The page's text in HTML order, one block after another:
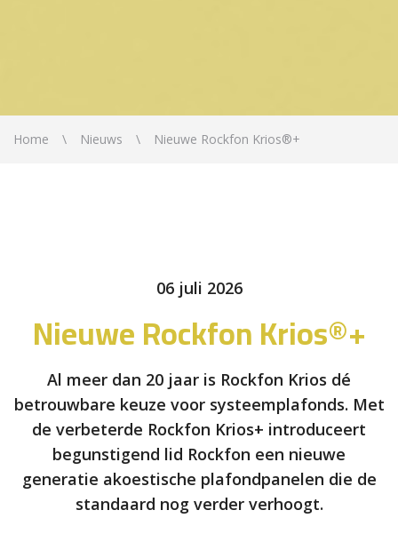
Home Nieuws Nieuwe Rockfon Krios®+
06 juli 2026
Nieuwe Rockfon Krios®+
Al meer dan 20 jaar is Rockfon Krios dé
betrouwbare keuze voor systeemplafonds. Met
de verbeterde Rockfon Krios+ introduceert
begunstigend lid Rockfon een nieuwe
generatie akoestische plafondpanelen die de
standaard nog verder verhoogt.